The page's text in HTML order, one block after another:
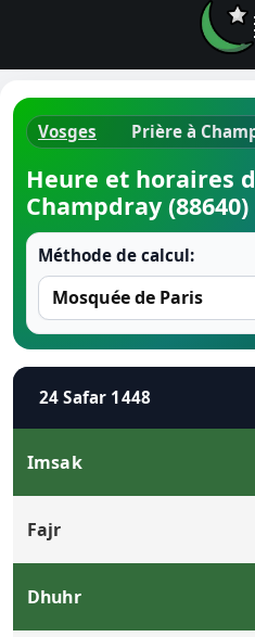
Vosges Prière à
Heure et horaires
Champdray
Méthode de calcul:
24 Safar 1448
Imsak
Fajr
Dhuhr